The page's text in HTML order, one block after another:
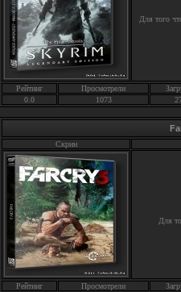
Для того
Рейтинг Просмотрели
0.0
1073
Скрин
Для
Рейтинг Просмотрели